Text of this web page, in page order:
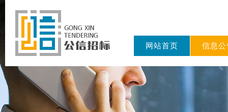
东公信招标
网站首页 信息公